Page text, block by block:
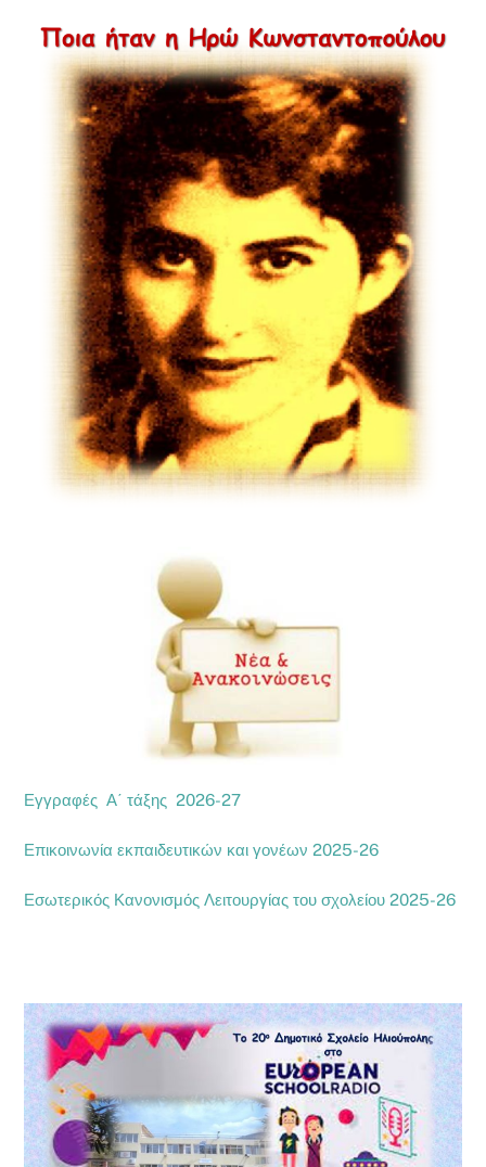
Εγγραφές Α΄ τάξης 2026-27
Επικοινωνία εκπαιδευτικών και γονέων 2025-26
Εσωτερικός Κανονισμός Λειτουργίας του σχολείου 2025-26